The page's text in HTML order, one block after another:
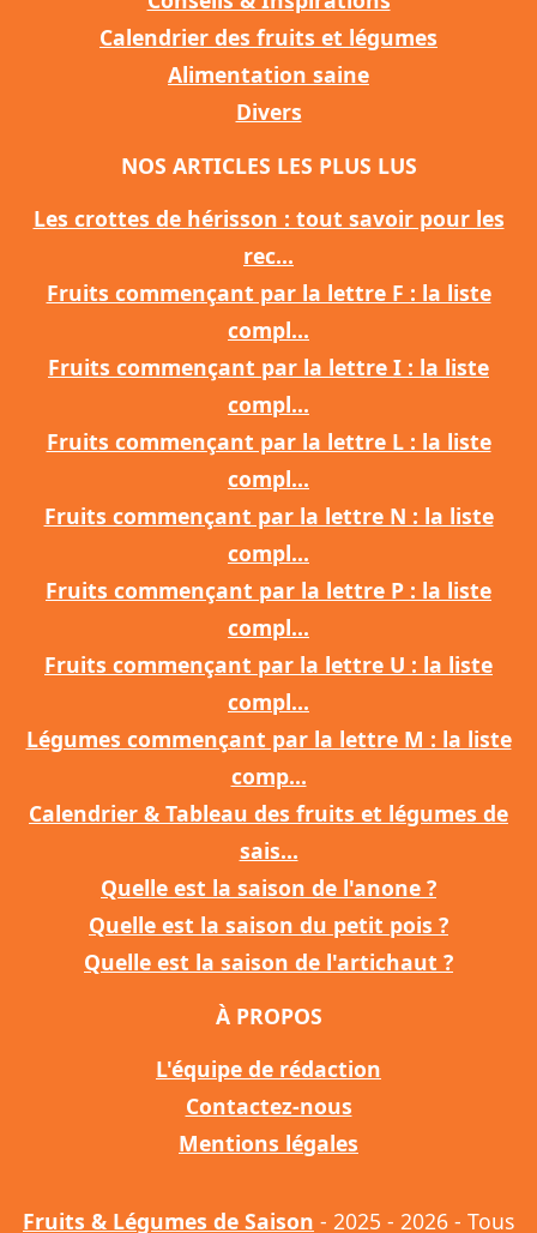
Calendrier des fruits et légumes
Alimentation saine
Divers
NOS ARTICLES LES PLUS LUS
Les crottes de hérisson : tout savoir pour les
rec...
Fruits commençant par la lettre F : la liste
compl...
Fruits commençant par la lettre I : la liste
compl...
Fruits commençant par la lettre L : la liste
compl...
Fruits commençant par la lettre N : la liste
compl...
Fruits commençant par la lettre P : la liste
compl...
Fruits commençant par la lettre U : la liste
compl...
Légumes commençant par la lettre M : la liste
comp...
Calendrier & Tableau des fruits et légumes de
sais...
Quelle est la saison de l'anone ?
Quelle est la saison du petit pois ?
Quelle est la saison de l'artichaut ?
À PROPOS
L'équipe de rédaction
Contactez-nous
Mentions légales
Fruits & Légumes de Saison - 2025 - 2026 - Tous